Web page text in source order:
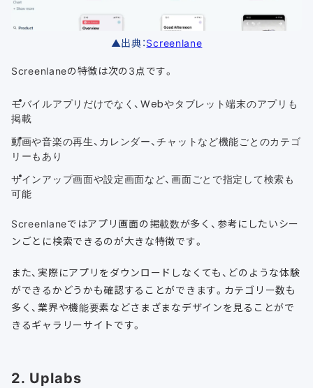
▲出典：Screenlane
Screenlaneの特徴は次の3点です。
モバイルアプリだけでなく、Webやタブレット端末のアプリも
掲載
動画や音楽の再生、カレンダー、チャットなど機能ごとのカテゴ
リーもあり
サインアップ画面や設定画面など、画面ごとで指定して検索も
可能
Screenlaneではアプリ画面の掲載数が多く、参考にしたいシー
ンごとに検索できるのが大きな特徴です。
また、実際にアプリをダウンロードしなくても、どのような体験
ができるかどうかも確認することができます。カテゴリー数も
多く、業界や機能要素などさまざまなデザインを見ることがで
きるギャラリーサイトです。
2. Uplabs